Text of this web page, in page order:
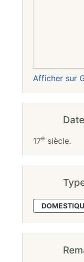
Afficher sur
17e siècle.